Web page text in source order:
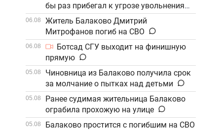
бы раз прибегал к угрозе увольнения
06.08
Житель Балаково Дмитрий
Митрофанов погиб на СВО
06.08
Ботсад СГУ выходит на финишную
прямую
05.08
Чиновница из Балаково получила срок
за молчание о пытках над детьми
05.08
Ранее судимая жительница Балаково
ограбила прохожую на улице
05.08
Балаково простится с погибшим на СВО